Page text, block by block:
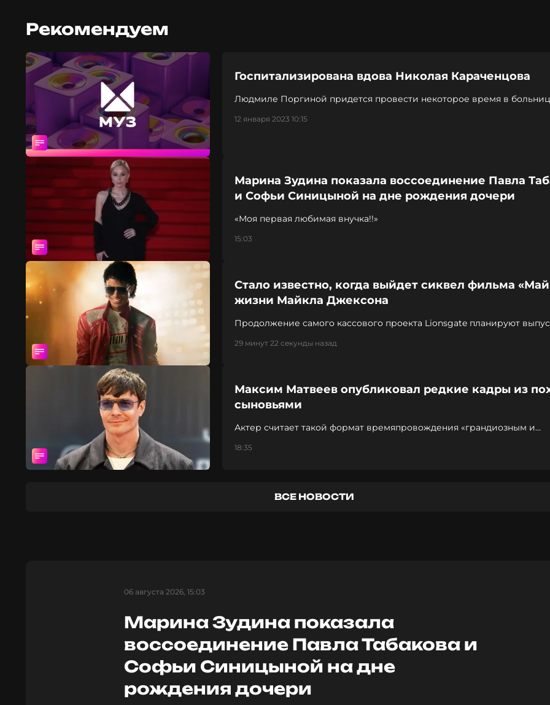
Рекомендуем
Госпитализирована вдова Николая Караченцова
Людмиле Поргиной придется провести некоторое время в
12 января 2023 10:15
Марина Зудина показала воссоединение Павла
и Софьи Синицыной на дне рождения дочери
«Моя первая любимая внучка!!»
15:03
Стало известно, когда выйдет сиквел фильма
жизни Майкла Джексона
Продолжение самого кассового проекта Lionsgate планируют
29 минут 22 секунды назад
Максим Матвеев опубликовал редкие кадры из
сыновьями
Актер считает такой формат времяпровождения «грандиозным и
18:35
ВСЕ НОВОСТИ
06 августа 2026, 15:03
Марина Зудина показала
воссоединение Павла Табакова и
Софьи Синицыной на дне
рождения дочери